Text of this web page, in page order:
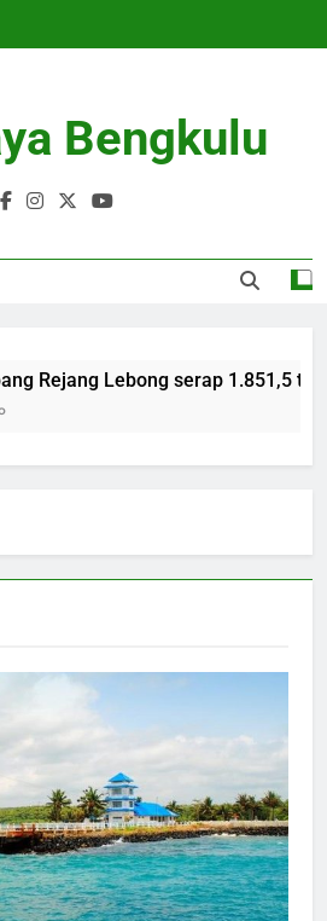
Bengkulu
Rejang Lebong serap 1.851,5 ton